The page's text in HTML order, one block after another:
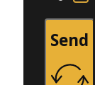
Send